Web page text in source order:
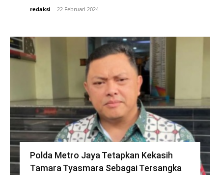
redaksi - 22 Februari 2024
Polda Metro Jaya Tetapkan Kekasih
Tamara Tyasmara Sebagai Tersangka